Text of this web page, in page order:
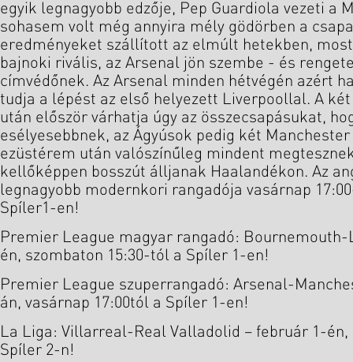
egyik legnagyobb edzője, Pep Guardiola vezeti a
sohasem volt még annyira mély gödörben a
eredményeket szállított az elmúlt hetekben,
bajnoki rivális, az Arsenal jön szembe - és
címvédőnek. Az Arsenal minden hétvégén azért
tudja a lépést az első helyezett Liverpoollal. A
után először várhatja úgy az összecsapásukat,
esélyesebbnek, az Ágyúsok pedig két
ezüstérem után valószínűleg mindent
kellőképpen bosszút álljanak Haalandékon. Az
legnagyobb modernkori rangadója vasárnap
Spíler1-en!
Premier League magyar rangadó:
én, szombaton 15:30-tól a Spíler 1-en!
Premier League szuperrangadó: Arsenal-
án, vasárnap 17:00tól a Spíler 1-en!
La Liga: Villarreal-Real Valladolid – február 1-
Spíler 2-n!